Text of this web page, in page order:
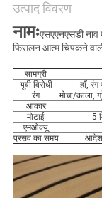
PRIVACY
उत्पाद विवरण
नामःएसएएनएसडी नाव
फिसलन आत्म चिपकने
सामग्री
यूवी विरोधी
हाँ,
रंग
मोचा/काला,
आकार
मोटाई
5
एमओक्यू
प्रसव का समय
आदेश